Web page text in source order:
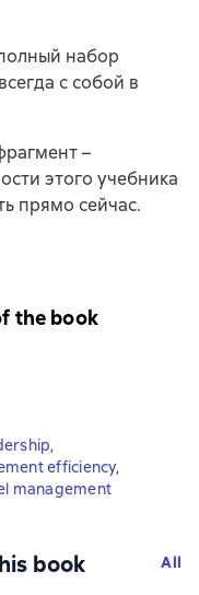
набор
с собой в
–
этого учебника
прямо сейчас.
the book
,
efficiency,
management
book All